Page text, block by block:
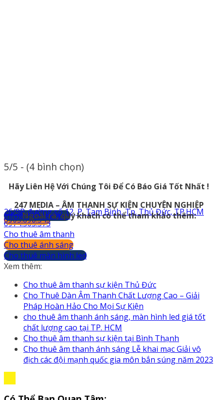
5/5 - (4 bình chọn)
Hãy Liên Hệ Với Chúng Tôi Để Có Báo Giá Tốt Nhất !
247 MEDIA – ÂM THANH SỰ KIỆN CHUYÊN NGHIỆP
0974.503.573
0903.898.545
info@247media.vn
26/9B đường số 12, P. Tam Bình, Tp. Thủ Đức, TP.HCM
Ngoài ra, quý khách có thể tham khảo thêm:
Cho thuê âm thanh
Cho thuê ánh sáng
Cho thuê màn hình led
Xem thêm:
Cho thuê âm thanh sự kiện Thủ Đức
Cho Thuê Dàn Âm Thanh Chất Lượng Cao – Giải
Pháp Hoàn Hảo Cho Mọi Sự Kiện
cho thuê âm thanh ánh sáng, màn hình led giá tốt
chất lượng cao tại TP. HCM
Cho thuê âm thanh sự kiện tại Bình Thạnh
Cho thuê âm thanh ánh sáng Lễ khai mạc Giải vô
địch các đội mạnh quốc gia môn bắn súng năm 2023